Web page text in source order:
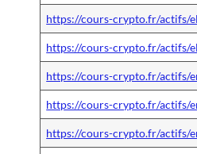
https://cours-crypto.fr/actifs/
https://cours-crypto.fr/actifs/
https://cours-crypto.fr/actifs/
https://cours-crypto.fr/actifs/
https://cours-crypto.fr/actifs/